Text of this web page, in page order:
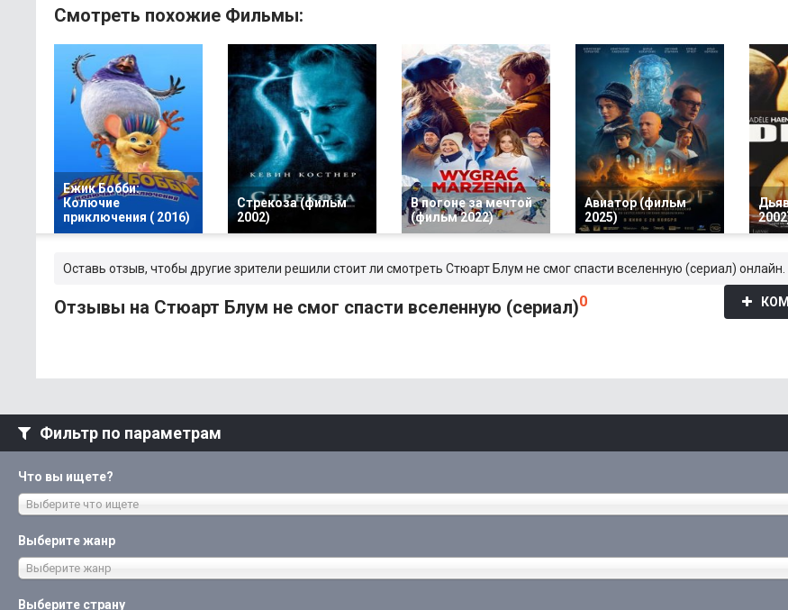
Смотреть похожие Фильмы:
Ежик Бобби:
Колючие
приключения ( 2016)
Стрекоза (фильм
2002)
В погоне за мечтой
(фильм 2022)
Авиатор (фильм
2025)
Оставь отзыв, чтобы другие зрители решили стоит ли смотреть Стюарт Блум не смог спасти вселенную (сериал) онлайн.
Отзывы на Стюарт Блум не смог спасти вселенную (сериал)0
Фильтр по параметрам
Что вы ищете?
Выберите что ищете
Выберите жанр
Выберите жанр
Выберите страну